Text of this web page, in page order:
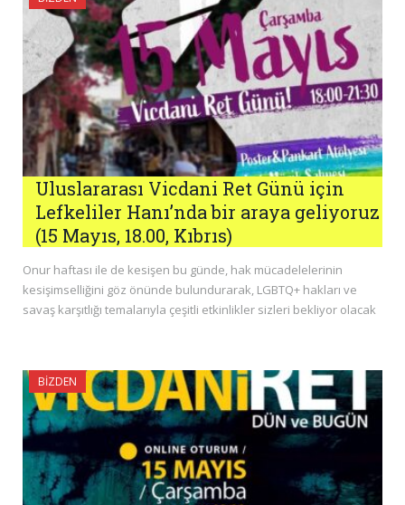
Uluslararası Vicdani Ret Günü için
Lefkeliler Hanı’nda bir araya geliyoruz
(15 Mayıs, 18.00, Kıbrıs)
Onur haftası ile de kesişen bu günde, hak mücadelelerinin
kesişimselliğini göz önünde bulundurarak, LGBTQ+ hakları ve
savaş karşıtlığı temalarıyla çeşitli etkinlikler sizleri bekliyor olacak
BIZDEN